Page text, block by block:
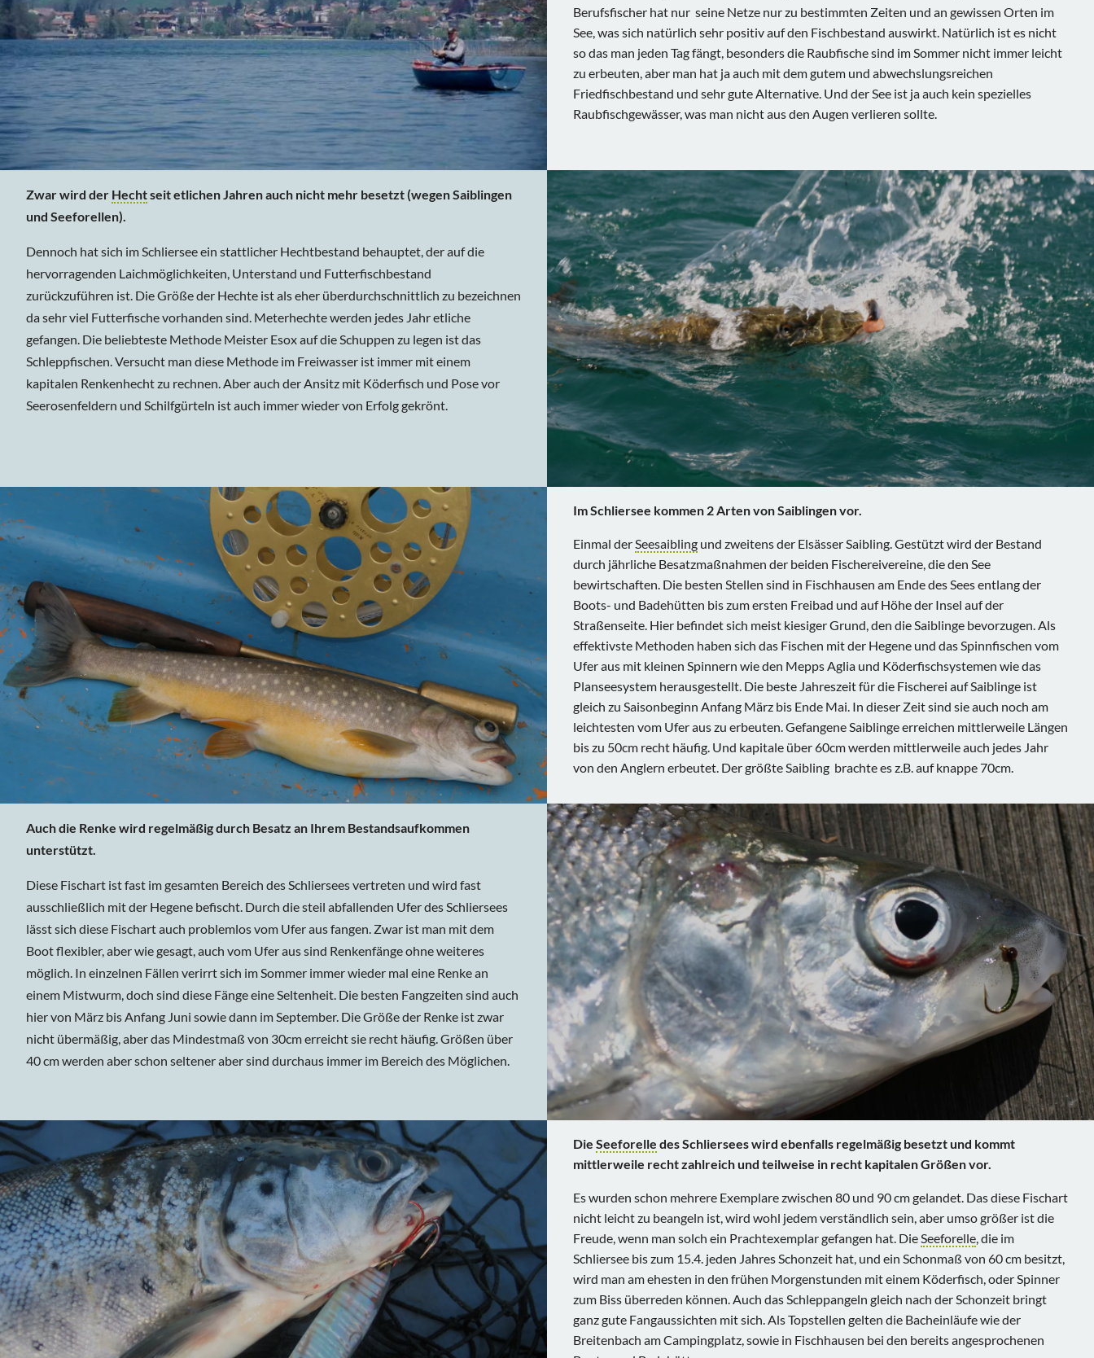
Berufsfischer hat nur seine Netze nur zu bestimmten Zeiten und an gewissen Orten im
See, was sich natürlich sehr positiv auf den Fischbestand auswirkt. Natürlich ist es nicht
so das man jeden Tag fängt, besonders die Raubfische sind im Sommer nicht immer leicht
zu erbeuten, aber man hat ja auch mit dem gutem und abwechslungsreichen
Friedfischbestand und sehr gute Alternative. Und der See ist ja auch kein spezielles
Raubfischgewässer, was man nicht aus den Augen verlieren sollte.
Zwar wird der Hechtseit etlichen Jahren auch nicht mehr besetzt (wegen Saiblingen
und Seeforellen).
Dennoch hat sich im Schliersee ein stattlicher Hechtbestand behauptet, der auf die
hervorragenden Laichmöglichkeiten, Unterstand und Futterfischbestand
zurückzuführen ist. Die Größe der Hechte ist als eher überdurchschnittlich zu bezeichnen
da sehr viel Futterfische vorhanden sind. Meterhechte werden jedes Jahr etliche
gefangen. Die beliebteste Methode Meister Esox auf die Schuppen zu legen ist das
Schleppfischen. Versucht man diese Methode im Freiwasser ist immer mit einem
kapitalen Renkenhecht zu rechnen. Aber auch der Ansitz mit Köderfisch und Pose vor
Seerosenfeldern und Schilfgürteln ist auch immer wieder von Erfolg gekrönt.
Im Schliersee kommen 2 Arten von Saiblingen vor.
Einmal derSeesaibling und zweitens der Elsässer Saibling. Gestützt wird der Bestand
durch jährliche Besatzmaßnahmen der beiden Fischereivereine, die den See
bewirtschaften. Die besten Stellen sind in Fischhausen am Ende des Sees entlang der
Boots- und Badehütten bis zum ersten Freibad und auf Höhe der Insel auf der
Straßenseite. Hier befindet sich meist kiesiger Grund, den die Saiblinge bevorzugen. Als
effektivste Methoden haben sich das Fischen mit der Hegene und das Spinnfischen vom
Ufer aus mit kleinen Spinnern wie den Mepps Aglia und Köderfischsystemen wie das
Planseesystem herausgestellt. Die beste Jahreszeit für die Fischerei auf Saiblinge ist
gleich zu Saisonbeginn Anfang März bis Ende Mai. In dieser Zeit sind sie auch noch am
leichtesten vom Ufer aus zu erbeuten. Gefangene Saiblinge erreichen mittlerweile Längen
bis zu 50cm recht häufig. Und kapitale über 60cm werden mittlerweile auch jedes Jahr
von den Anglern erbeutet. Der größte Saibling brachte es z.B. auf knappe 70cm.
Auch die Renke wird regelmäßig durch Besatz an Ihrem Bestandsaufkommen
unterstützt.
Diese Fischart ist fast im gesamten Bereich des Schliersees vertreten und wird fast
ausschließlich mit der Hegene befischt. Durch die steil abfallenden Ufer des Schliersees
lässt sich diese Fischart auch problemlos vom Ufer aus fangen. Zwar ist man mit dem
Boot flexibler, aber wie gesagt, auch vom Ufer aus sind Renkenfänge ohne weiteres
möglich. In einzelnen Fällen verirrt sich im Sommer immer wieder mal eine Renke an
einem Mistwurm, doch sind diese Fänge eine Seltenheit. Die besten Fangzeiten sind auch
hier von März bis Anfang Juni sowie dann im September. Die Größe der Renke ist zwar
nicht übermäßig, aber das Mindestmaß von 30cm erreicht sie recht häufig. Größen über
40 cm werden aber schon seltener aber sind durchaus immer im Bereich des Möglichen.
Die Seeforelle des Schliersees wird ebenfalls regelmäßig besetzt und kommt
mittlerweile recht zahlreich und teilweise in recht kapitalen Größen vor.
Es wurden schon mehrere Exemplare zwischen 80 und 90 cm gelandet. Das diese Fischart
nicht leicht zu beangeln ist, wird wohl jedem verständlich sein, aber umso größer ist die
Freude, wenn man solch ein Prachtexemplar gefangen hat. DieSeeforelle, die im
Schliersee bis zum 15.4. jeden Jahres Schonzeit hat, und ein Schonmaß von 60 cm besitzt,
wird man am ehesten in den frühen Morgenstunden mit einem Köderfisch, oder Spinner
zum Biss überreden können. Auch das Schleppangeln gleich nach der Schonzeit bringt
ganz gute Fangaussichten mit sich. Als Topstellen gelten die Bacheinläufe wie der
Breitenbach am Campingplatz, sowie in Fischhausen bei den bereits angesprochenen